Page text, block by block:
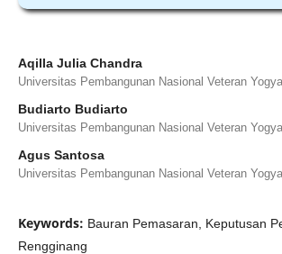
Aqilla Julia Chandra
Universitas Pembangunan Nasional Veteran
Budiarto Budiarto
Universitas Pembangunan Nasional Veteran
Agus Santosa
Universitas Pembangunan Nasional Veteran
Keywords: Bauran Pemasaran, Keputusan
Rengginang